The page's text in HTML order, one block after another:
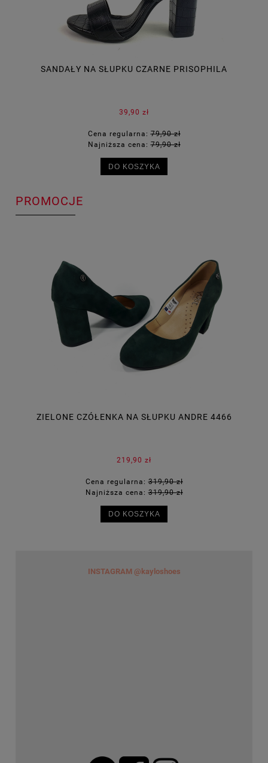
SANDAŁY NA SŁUPKU CZARNE PRISOPHILA
39,90 zł
Cena regularna:79,90 zł
Najniższa cena:79,90 zł
DO KOSZYKA
PROMOCJE
ZIELONE CZÓŁENKA NA SŁUPKU ANDRE 4466
219,90 zł
Cena regularna:319,90 zł
Najniższa cena:319,90 zł
DO KOSZYKA
INSTAGRAM @kayloshoes